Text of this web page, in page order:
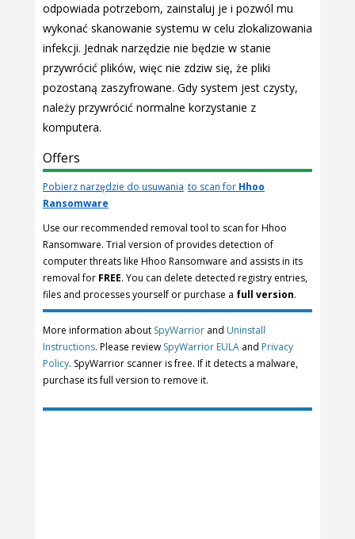
odpowiada potrzebom, zainstaluj je i pozwól mu
wykonać skanowanie systemu w celu zlokalizowania
infekcji. Jednak narzędzie nie będzie w stanie
przywrócić plików, więc nie zdziw się, że pliki
pozostaną zaszyfrowane. Gdy system jest czysty,
należy przywrócić normalne korzystanie z
komputera.
Offers
Pobierz narzędzie do usuwania to scan for Hhoo
Ransomware
Use our recommended removal tool to scan for Hhoo
Ransomware. Trial version of provides detection of
computer threats like Hhoo Ransomware and assists in its
removal for FREE. You can delete detected registry entries,
files and processes yourself or purchase a full version.
More information about SpyWarrior and Uninstall
Instructions. Please review SpyWarrior EULA and Privacy
Policy. SpyWarrior scanner is free. If it detects a malware,
purchase its full version to remove it.